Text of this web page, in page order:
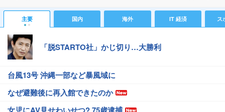
主要 国内 海外 IT 経済 ス
「脱STARTO社」かじ切り…大勝利
台風13号 沖縄一部など暴風域に
なぜ避難後に再入館できたのか